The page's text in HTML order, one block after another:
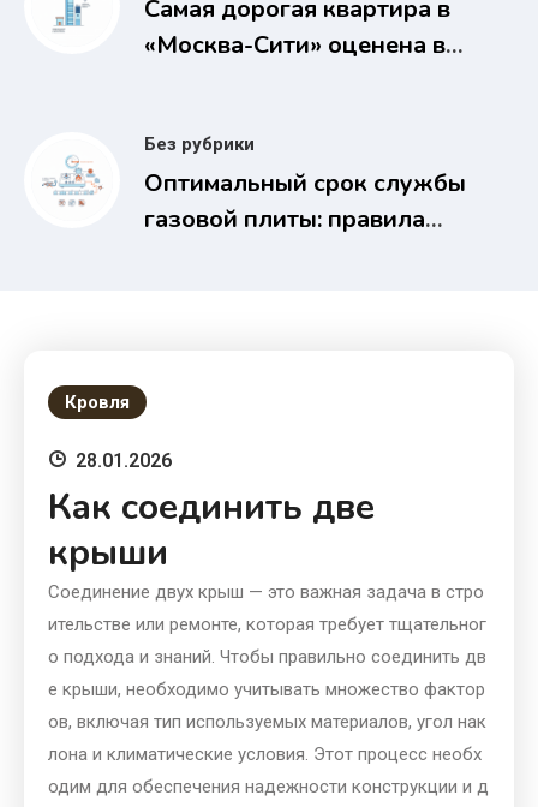
Самая дорогая квартира в
«Москва-Сити» оценена в
Без рубрики
Оптимальный срок службы
газовой плиты: правила
Кровля
28.01.2026
Как соединить две
крыши
Соединение двух крыш — это важная задача в стро
ительстве или ремонте, которая требует тщательног
о подхода и знаний. Чтобы правильно соединить дв
е крыши, необходимо учитывать множество фактор
ов, включая тип используемых материалов, угол нак
лона и климатические условия. Этот процесс необх
одим для обеспечения надежности конструкции и д